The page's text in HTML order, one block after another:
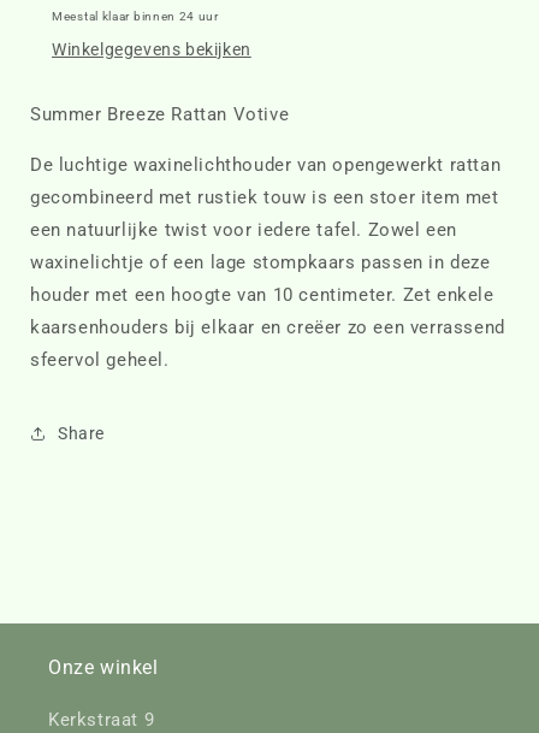
412110
412110
Meestal klaar binnen 24 uur
Winkelgegevens bekijken
Summer Breeze Rattan Votive
De luchtige waxinelichthouder van opengewerkt rattan
gecombineerd met rustiek touw is een stoer item met
een natuurlijke twist voor iedere tafel. Zowel een
waxinelichtje of een lage stompkaars passen in deze
houder met een hoogte van 10 centimeter. Zet enkele
kaarsenhouders bij elkaar en creëer zo een verrassend
sfeervol geheel.
Share
Onze winkel
Kerkstraat 9